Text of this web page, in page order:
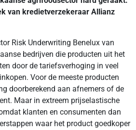
van kredietverzekeraar Allianz
Risk Underwriting Benelux van
bedrijven die producten uit het
door de tariefsverhoging in veel
Voor de meeste producten
doorberekend aan afnemers of de
Maar in extreem prijselastische
klanten en consumenten dan
waar het product goedkoper